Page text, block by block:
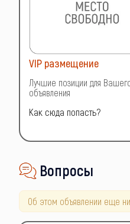
VIP размещение
Лучшие позиции для
объявления
Как сюда попасть?
Вопросы
Об этом объявлении еще